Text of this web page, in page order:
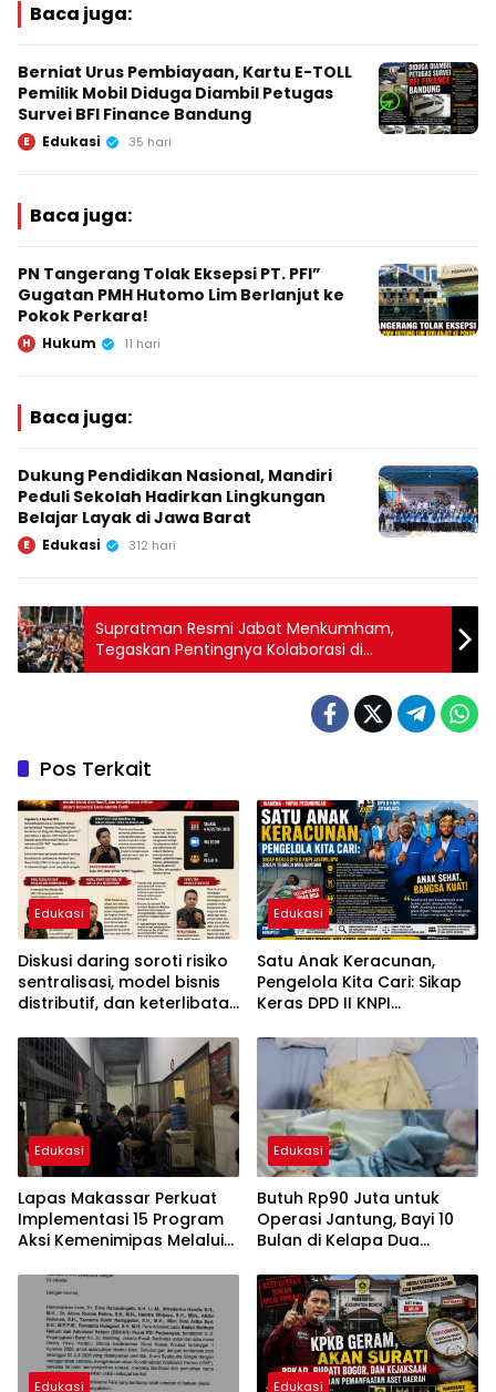
Baca juga:
Berniat Urus Pembiayaan, Kartu E-TOLL
Pemilik Mobil Diduga Diambil Petugas
Survei BFI Finance Bandung
E Edukasi 35 hari
Baca juga:
PN Tangerang Tolak Eksepsi PT. PFI”
Gugatan PMH Hutomo Lim Berlanjut ke
Pokok Perkara!
H Hukum 11 hari
Baca juga:
Dukung Pendidikan Nasional, Mandiri
Peduli Sekolah Hadirkan Lingkungan
Belajar Layak di Jawa Barat
E Edukasi 312 hari
Supratman Resmi Jabat Menkumham,
Tegaskan Pentingnya Kolaborasi di
Kemenkumham
Pos Terkait
Edukasi
Diskusi daring soroti risiko
sentralisasi, model bisnis
distributif, dan keterlibatan
Desa Merah Putih
Edukasi
Satu Anak Keracunan,
Pengelola Kita Cari: Sikap
Keras DPD II KNPI
MBG Sentani
Edukasi
Lapas Makassar Perkuat
Implementasi 15 Program
Aksi Kemenimipas Melalui
Warga Binaan
Edukasi
Butuh Rp90 Juta untuk
Operasi Jantung, Bayi 10
Bulan di Kelapa Dua
Melawan PJB
Edukasi Edukasi